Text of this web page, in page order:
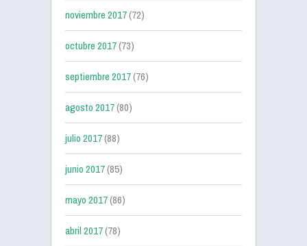
noviembre 2017(72)
octubre 2017(73)
septiembre 2017(76)
agosto 2017(80)
julio 2017(88)
junio 2017(85)
mayo 2017(86)
abril 2017(78)